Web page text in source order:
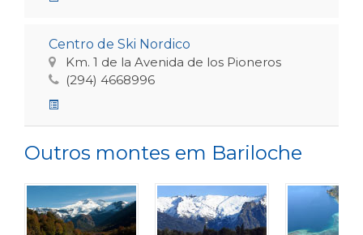
Centro de Ski Nordico
Km. 1 de la Avenida de los Pioneros
(294) 4668996
Outros montes em Bariloche